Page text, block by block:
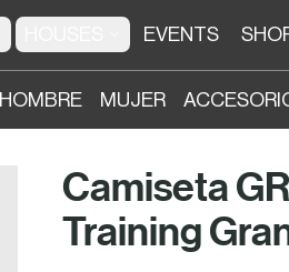
EVENTS
HOMBRE MUJER
Camiseta
Training